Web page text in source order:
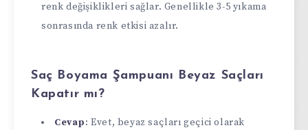
renk değişiklikleri sağlar. Genellikle 3-5 yıkama
sonrasında renk etkisi azalır.
Saç Boyama Şampuanı Beyaz Saçları
Kapatır mı?
Cevap: Evet, beyaz saçları geçici olarak